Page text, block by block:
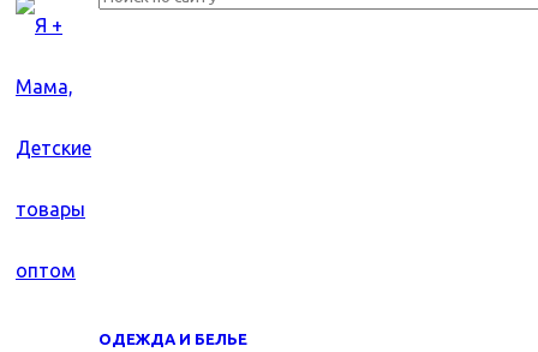
ОДЕЖДА И БЕЛЬЕ